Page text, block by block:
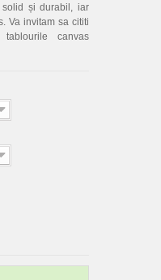
și durabil, iar
Va invitam sa cititi
canvas